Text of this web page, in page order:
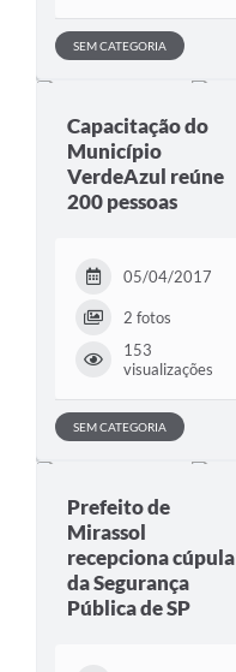
SEM CATEGORIA
Capacitação do
Município
VerdeAzul reúne
200 pessoas
05/04/2017
2 fotos
153
visualizações
SEM CATEGORIA
Prefeito de
Mirassol
recepciona cúpula
da Segurança
Pública de SP